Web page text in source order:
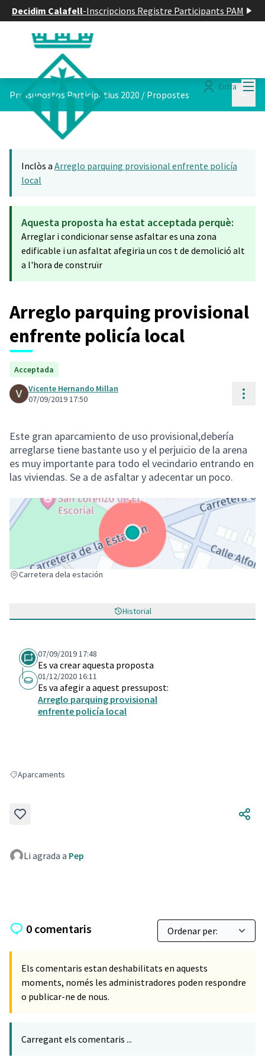
Decidim Calafell-Inscripcions Registre Participants PAM
Entra
Pressupostos Participatius 2020 / Propostes
Inclòs a Arreglo parquing provisional enfrente policía
local
Aquesta proposta ha estat acceptada perquè:
Arreglar i condicionar sense asfaltar es una zona
edificable i un asfaltat afegiria un cos t de demolició alt
a l'hora de construïr
Arreglo parquing provisional
enfrente policía local
Acceptada
Vicente Hernando Millan
07/09/2019 17:50
Este gran aparcamiento de uso provisional,debería
arreglarse tiene bastante uso y el perjuicio de la arena
es muy importante para todo el vecindario entrando en
las viviendas. Se a de asfaltar y adecentar un poco.
Carretera dela estación
(Enllaç extern)
Historial
07/09/2019 17:48
Es va crear aquesta proposta
01/12/2020 16:11
Es va afegir a aquest pressupost:
Arreglo parquing provisional
enfrente policía local
Resultats en filtrar per: Aparcaments
Aparcaments
Li agrada a Pep
0 comentaris
Els comentaris estan deshabilitats en aquests
moments, només les administradores poden respondre
o publicar-ne de nous.
Carregant els comentaris ...